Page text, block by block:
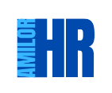
Inhalt
springen